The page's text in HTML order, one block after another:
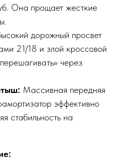
Она прощает жесткие
дорожный просвет
21/18 и злой кроссовой
через
Массивная передняя
эффективно
стабильность на